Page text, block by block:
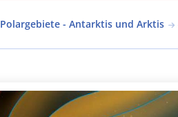
Polargebiete - Antarktis und Arktis